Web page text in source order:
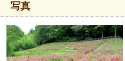
写真